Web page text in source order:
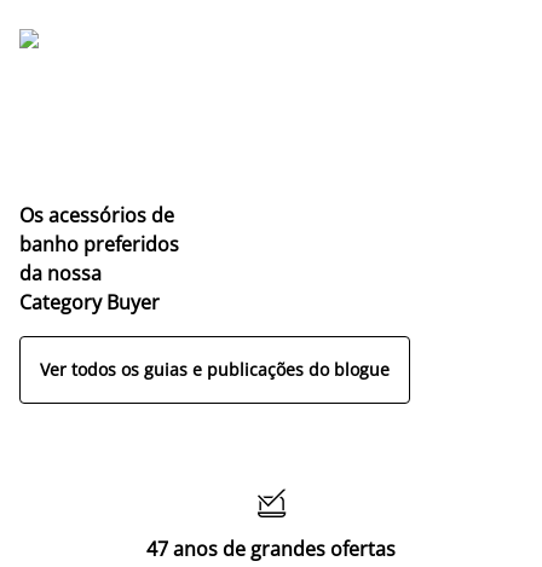
Os acessórios de
banho preferidos
da nossa
Category Buyer
Ver todos os guias e publicações do blogue

47 anos de grandes ofertas